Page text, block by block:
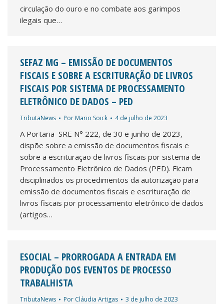
circulação do ouro e no combate aos garimpos
ilegais que…
SEFAZ MG – EMISSÃO DE DOCUMENTOS
FISCAIS E SOBRE A ESCRITURAÇÃO DE LIVROS
FISCAIS POR SISTEMA DE PROCESSAMENTO
ELETRÔNICO DE DADOS – PED
TributaNews Por Mario Soick 4 de julho de 2023
A Portaria SRE N° 222, de 30 e junho de 2023,
dispõe sobre a emissão de documentos fiscais e
sobre a escrituração de livros fiscais por sistema de
Processamento Eletrônico de Dados (PED). Ficam
disciplinados os procedimentos da autorização para
emissão de documentos fiscais e escrituração de
livros fiscais por processamento eletrônico de dados
(artigos…
ESOCIAL – PRORROGADA A ENTRADA EM
PRODUÇÃO DOS EVENTOS DE PROCESSO
TRABALHISTA
TributaNews Por Cláudia Artigas 3 de julho de 2023